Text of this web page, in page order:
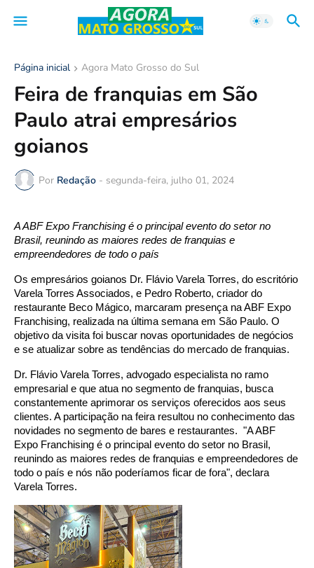
Página inicial Agora Mato Grosso do Sul
Feira de franquias em São
Paulo atrai empresários
goianos
Por Redação - segunda-feira, julho 01, 2024
A ABF Expo Franchising é o principal evento do setor no
Brasil, reunindo as maiores redes de franquias e
empreendedores de todo o país
Os empresários goianos Dr. Flávio Varela Torres, do escritório
Varela Torres Associados, e Pedro Roberto, criador do
restaurante Beco Mágico, marcaram presença na ABF Expo
Franchising, realizada na última semana em São Paulo. O
objetivo da visita foi buscar novas oportunidades de negócios
e se atualizar sobre as tendências do mercado de franquias.
Dr. Flávio Varela Torres, advogado especialista no ramo
empresarial e que atua no segmento de franquias, busca
constantemente aprimorar os serviços oferecidos aos seus
clientes. A participação na feira resultou no conhecimento das
novidades no segmento de bares e restaurantes. "A ABF
Expo Franchising é o principal evento do setor no Brasil,
reunindo as maiores redes de franquias e empreendedores de
todo o país e nós não poderíamos ficar de fora", declara
Varela Torres.